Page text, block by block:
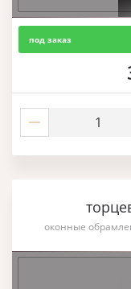
под заказ
оконные